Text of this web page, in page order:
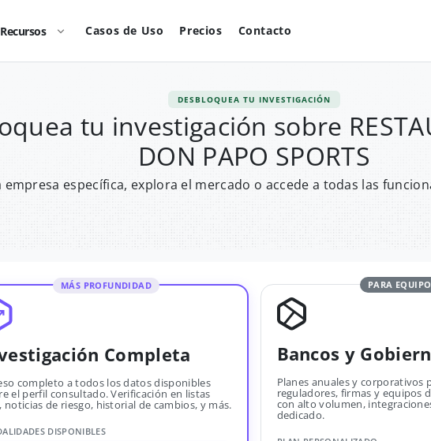
Recursos Casos de Uso Precios Contacto
DESBLOQUEA TU INVESTIGACIÓN
tu investigación sobre
DON PAPO SPORTS
empresa específica, explora el mercado o accede a todas las
MÁS PROFUNDIDAD
Completa
completo a todos los datos disponibles
el perfil consultado. Verificación en listas
noticias de riesgo, historial de cambios, y más.
DISPONIBLES
PARA
Bancos y
Planes anuales y corporativos
reguladores, firmas y equipos
con alto volumen,
dedicado.